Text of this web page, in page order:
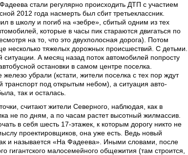
стали регулярно происходить ДТП с участием
2012 года насмерть был сбит третьеклассник.
в школу и погиб на «зебре», сбитый одним из тех
которые в часы пик стараются двигаться по
на то, что это двухполосная дорога). Потом
несколько тяжелых дорожных происшествий. С детьми.
ситуации. А месяц назад поток автомобилей попросту
остановки в самом центре поселка.
железо убрали (кстати, жители поселка с тех пор ждут
транспорт под открытым небом), а ситуация авто-
так и осталась.
считают жители Северного, наблюдая, как в
не по дням, а по часам растет высотный жилмассив.
в себя шесть 17-этажек, к которым дорогу никто не
проектировщиков, она уже есть. Ведь новый
и называется «На Фадеева». Иными словами, после
гигантского малосемейного общежития (там строится,